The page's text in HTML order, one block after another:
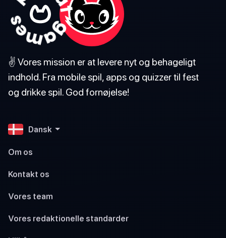
✌️ Vores mission er at levere nyt og behageligt
indhold. Fra mobile spil, apps og quizzer til fest
og drikke spil. God fornøjelse!
Dansk
Om os
Kontakt os
Vores team
Vores redaktionelle standarder